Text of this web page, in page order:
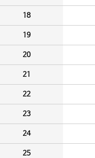
18
19
20
21
22
23
24
25